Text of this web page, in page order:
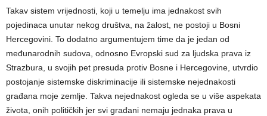
Takav sistem vrijednosti, koji u temelju ima jednakost svih
pojedinaca unutar nekog društva, na žalost, ne postoji u Bosni
Hercegovini. To dodatno argumentujem time da je jedan od
međunarodnih sudova, odnosno Evropski sud za ljudska prava iz
Strazbura, u svojih pet presuda protiv Bosne i Hercegovine, utvrdio
postojanje sistemske diskriminacije ili sistemske nejednakosti
građana moje zemlje. Takva nejednakost ogleda se u više aspekata
života, onih političkih jer svi građani nemaju jednaka prava u